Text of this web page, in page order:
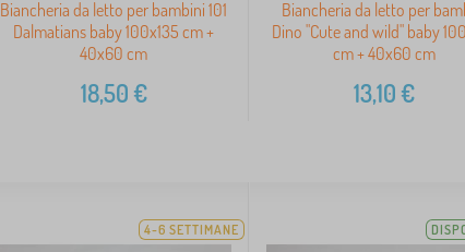
Biancheria da letto per bambini 101
Dalmatians baby 100x135 cm +
40x60 cm
18,50€
Biancheria da letto per
Dino "Cute and wild" baby
cm + 40x60 cm
13,10€
4-6 SETTIMANE